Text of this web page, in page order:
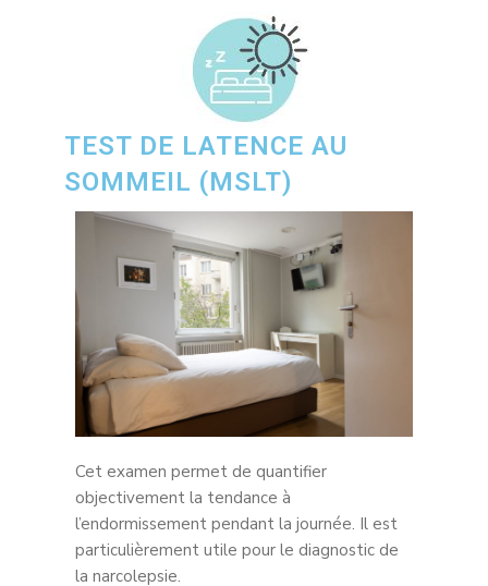
TEST DE LATENCE AU
SOMMEIL (MSLT)
Cet examen permet de quantifier
objectivement la tendance à
l’endormissement pendant la journée. Il est
particulièrement utile pour le diagnostic de
la narcolepsie.